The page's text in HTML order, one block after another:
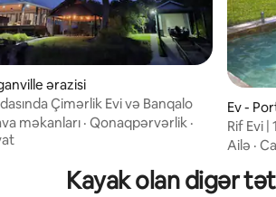
ərazisi
Çimərlik Evi və Banqalo
məkanları · Qonaqpərvərlik ·
Ev -
Rif Evi
Ailə ·
Kayak olan digər